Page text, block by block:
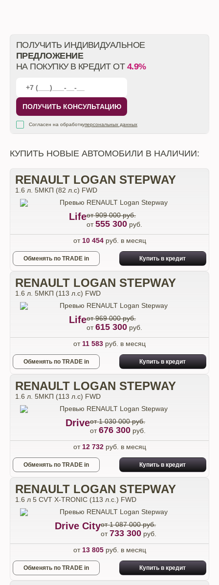
ПОЛУЧИТЬ ИНДИВИДУАЛЬНОЕ
ПРЕДЛОЖЕНИЕ
НА ПОКУПКУ В КРЕДИТ ОТ 4.9%
ПОЛУЧИТЬ КОНСУЛЬТАЦИЮ
Согласен на обработкуперсональных данных
КУПИТЬ НОВЫЕ АВТОМОБИЛИ В НАЛИЧИИ:
RENAULT LOGAN STEPWAY
1.6 л. 5MKП (82 л.с) FWD
Lifeот 909 000 руб.
от555 300 руб.
от 10 454руб. в месяц
Обменять по TRADE in Купить в кредит
RENAULT LOGAN STEPWAY
1.6 л. 5MKП (113 л.с) FWD
Lifeот 969 000 руб.
от615 300 руб.
от 11 583 руб. в месяц
Обменять по TRADE in Купить в кредит
RENAULT LOGAN STEPWAY
1.6 л. 5MKП (113 л.с) FWD
Driveот 1 030 000 руб.
от676 300 руб.
от 12 732руб. в месяц
Обменять по TRADE in Купить в кредит
RENAULT LOGAN STEPWAY
1.6 л 5 CVT X-TRONIC (113 л.с.) FWD
Drive Cityот 1 087 000 руб.
от733 300 руб.
от 13 805руб. в месяц
Обменять по TRADE in Купить в кредит